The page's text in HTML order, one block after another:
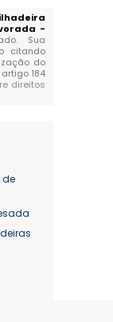
-
Sua
citando
do
184
direitos
de